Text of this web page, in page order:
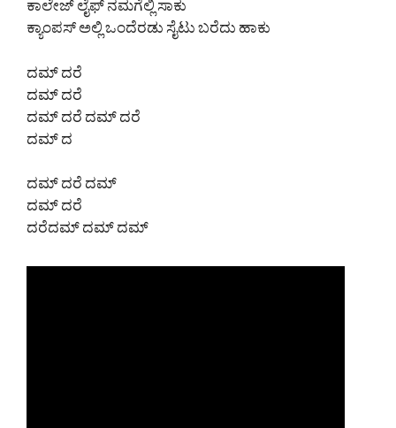
ಕಾಲೇಜ್ ಲೈಫ್ ನಮಗೆಲ್ಲಿ ಸಾಕು
ಕ್ಯಾಂಪಸ್ ಅಲ್ಲಿ ಒಂದೆರಡು ಸೈಟು ಬರೆದು ಹಾಕು
ದಮ್ ದರೆ
ದಮ್ ದರೆ
ದಮ್ ದರೆ ದಮ್ ದರೆ
ದಮ್ ದ
ದಮ್ ದರೆ ದಮ್
ದಮ್ ದರೆ
ದರೆದಮ್ ದಮ್ ದಮ್